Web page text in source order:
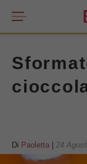
Di Paoletta 24